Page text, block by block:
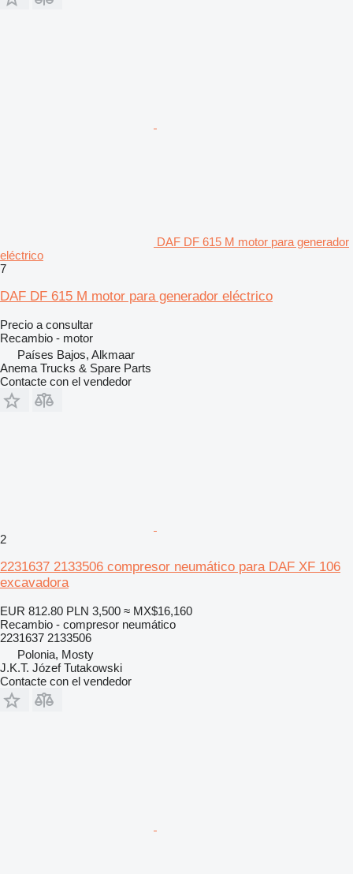
DAF DF 615 M motor para generador
eléctrico
7
DAF DF 615 M motor para generador eléctrico
Precio a consultar
Recambio - motor
Países Bajos, Alkmaar
Anema Trucks & Spare Parts
Contacte con el vendedor
2
2231637 2133506 compresor neumático para DAF XF 106
excavadora
EUR 812.80 PLN 3,500 ≈ MX$16,160
Recambio - compresor neumático
2231637 2133506
Polonia, Mosty
J.K.T. Józef Tutakowski
Contacte con el vendedor